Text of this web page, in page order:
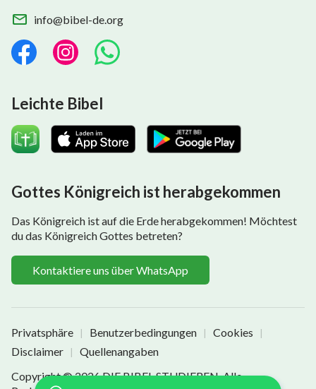
info@bibel-de.org
Leichte Bibel
Gottes Königreich ist herabgekommen
Das Königreich ist auf die Erde herabgekommen! Möchtest
du das Königreich Gottes betreten?
Kontaktiere uns über WhatsApp
Privatsphäre | Benutzerbedingungen | Cookies |
Disclaimer |
Quellenangaben
Copyright © 2026DIE BIBEL STUDIEREN. Alle